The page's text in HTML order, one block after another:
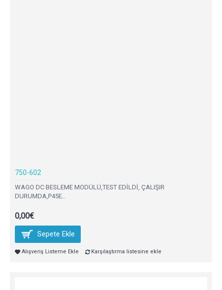
750-602
WAGO DC BESLEME MODÜLÜ,TEST EDİLDİ, ÇALIŞIR
DURUMDA,P45E..
0,00€
Sepete Ekle
Alışveriş Listeme Ekle Karşılaştırma listesine ekle